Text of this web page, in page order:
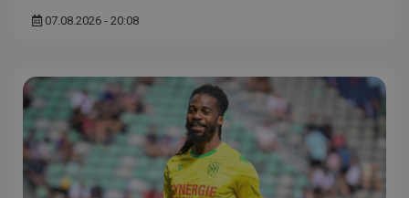
07.08.2026 - 20:08